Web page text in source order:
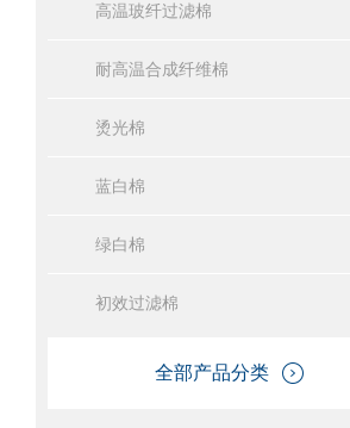
高温玻纤过滤棉
耐高温合成纤维棉
烫光棉
蓝白棉
绿白棉
初效过滤棉
全部产品分类